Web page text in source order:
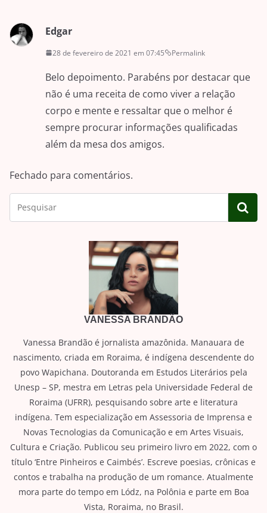
Edgar
28 de fevereiro de 2021 em 07:45 Permalink
Belo depoimento. Parabéns por destacar que
não é uma receita de como viver a relação
corpo e mente e ressaltar que o melhor é
sempre procurar informações qualificadas
além da mesa dos amigos.
Fechado para comentários.
VANESSA BRANDÃO
Vanessa Brandão é jornalista amazônida. Manauara de
nascimento, criada em Roraima, é indígena descendente do
povo Wapichana. Doutoranda em Estudos Literários pela
Unesp – SP, mestra em Letras pela Universidade Federal de
Roraima (UFRR), pesquisando sobre arte e literatura
indígena. Tem especialização em Assessoria de Imprensa e
Novas Tecnologias da Comunicação e em Artes Visuais,
Cultura e Criação. Publicou seu primeiro livro em 2022, com o
título ‘Entre Pinheiros e Caimbés’. Escreve poesias, crônicas e
contos e trabalha na produção de um romance. Atualmente
mora parte do tempo em Lódz, na Polônia e parte em Boa
Vista, Roraima, no Brasil.